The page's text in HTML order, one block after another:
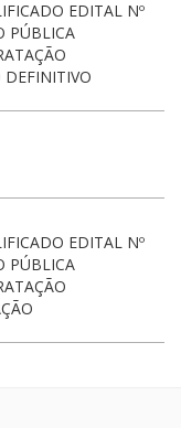
EDITAL Nº
PÚBLICA
DEFINITIVO
EDITAL Nº
PÚBLICA